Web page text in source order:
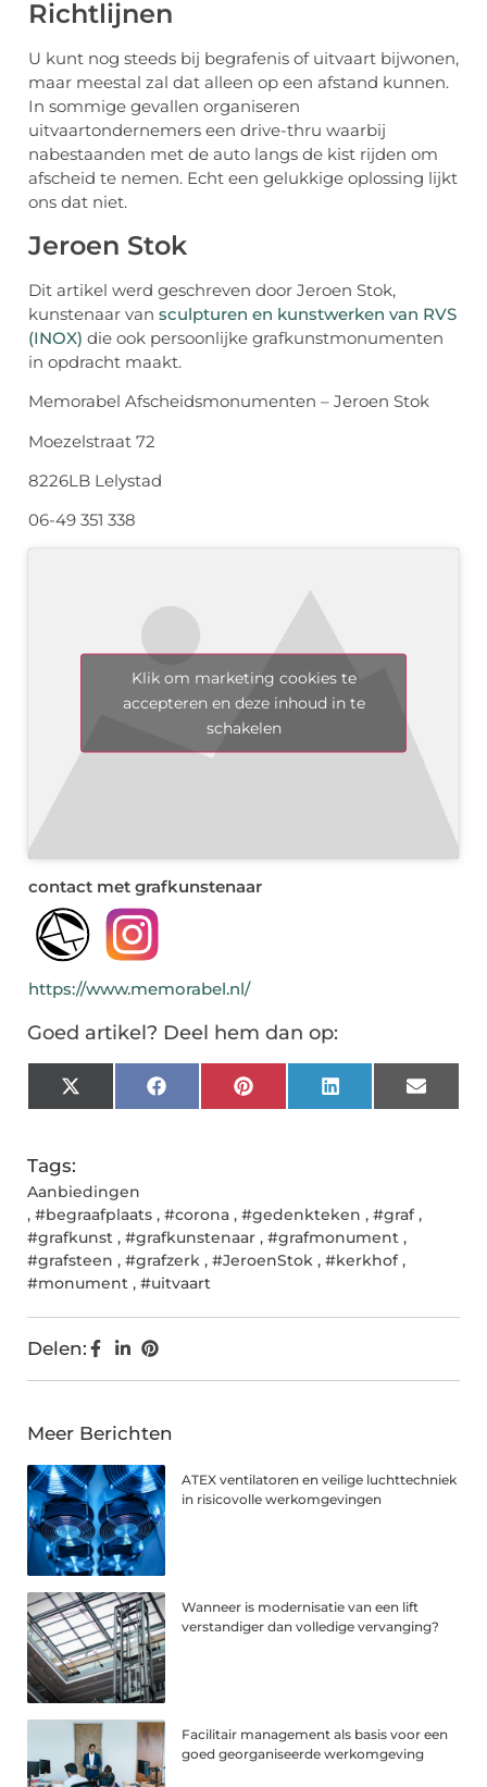
Richtlijnen
U kunt nog steeds bij begrafenis of uitvaart bijwonen,
maar meestal zal dat alleen op een afstand kunnen.
In sommige gevallen organiseren
uitvaartondernemers een drive-thru waarbij
nabestaanden met de auto langs de kist rijden om
afscheid te nemen. Echt een gelukkige oplossing lijkt
ons dat niet.
Jeroen Stok
Dit artikel werd geschreven door Jeroen Stok,
kunstenaar van sculpturen en kunstwerken van RVS
(INOX) die ook persoonlijke grafkunstmonumenten
in opdracht maakt.
Memorabel Afscheidsmonumenten – Jeroen Stok
Moezelstraat 72
8226LB Lelystad
06-49 351 338
Klik om marketing cookies te
accepteren en deze inhoud in te
schakelen
contact met grafkunstenaar
https://www.memorabel.nl/
Goed artikel? Deel hem dan op:
X
(Twitter)
FacebookPinterestLinkedInEmail
Tags:
Aanbiedingen
, #begraafplaats , #corona , #gedenkteken , #graf,
#grafkunst , #grafkunstenaar , #grafmonument ,
#grafsteen , #grafzerk , #JeroenStok , #kerkhof,
#monument , #uitvaart
Delen:
Meer Berichten
ATEX ventilatoren en veilige luchttechniek
in risicovolle werkomgevingen
Wanneer is modernisatie van een lift
verstandiger dan volledige vervanging?
Facilitair management als basis voor een
goed georganiseerde werkomgeving